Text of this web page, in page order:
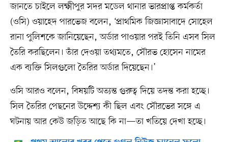
জানতে চাইলে লক্ষ্মীপুর সদর মডেল থানার ভারপ্রাপ্ত কর্মকর্তা
(ওসি) ওয়াহেদ পারভেজ বলেন, ‘প্রাথমিক জিজ্ঞাসাবাদে সোহেল
রানা পুলিশকে জানিয়েছেন, অর্ডার পাওয়ার পরই তিনি এসব সিল
তৈরি করছিলেন। তাঁর দেওয়া তথ্যমতে, সৌরভ হোসেন নামের
এক ব্যক্তি সিলগুলো তৈরির অর্ডার দিয়েছেন।’
ওসি আরও বলেন, বিষয়টি অত্যন্ত গুরুত্ব দিয়ে তদন্ত করা হচ্ছে।
সিল তৈরির পেছনের উদ্দেশ্য কী ছিল এবং সৌরভের সঙ্গে এ
ঘটনায় আর কেউ জড়িত আছে কি না—তা খতিয়ে দেখা হচ্ছে।